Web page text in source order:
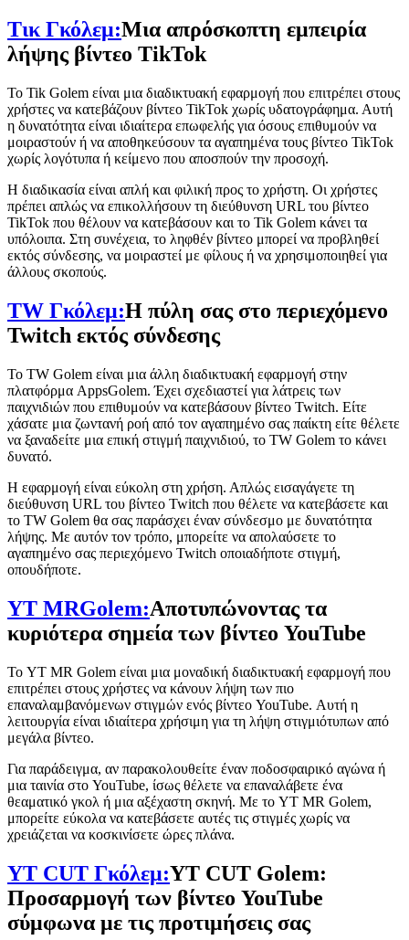
Τικ Γκόλεμ:Μια απρόσκοπτη εμπειρία
λήψης βίντεο TikTok
Το Tik Golem είναι μια διαδικτυακή εφαρμογή που επιτρέπει στους
χρήστες να κατεβάζουν βίντεο TikTok χωρίς υδατογράφημα. Αυτή
η δυνατότητα είναι ιδιαίτερα επωφελής για όσους επιθυμούν να
μοιραστούν ή να αποθηκεύσουν τα αγαπημένα τους βίντεο TikTok
χωρίς λογότυπα ή κείμενο που αποσπούν την προσοχή.
Η διαδικασία είναι απλή και φιλική προς το χρήστη. Οι χρήστες
πρέπει απλώς να επικολλήσουν τη διεύθυνση URL του βίντεο
TikTok που θέλουν να κατεβάσουν και το Tik Golem κάνει τα
υπόλοιπα. Στη συνέχεια, το ληφθέν βίντεο μπορεί να προβληθεί
εκτός σύνδεσης, να μοιραστεί με φίλους ή να χρησιμοποιηθεί για
άλλους σκοπούς.
TW Γκόλεμ:Η πύλη σας στο περιεχόμενο
Twitch εκτός σύνδεσης
Το TW Golem είναι μια άλλη διαδικτυακή εφαρμογή στην
πλατφόρμα AppsGolem. Έχει σχεδιαστεί για λάτρεις των
παιχνιδιών που επιθυμούν να κατεβάσουν βίντεο Twitch. Είτε
χάσατε μια ζωντανή ροή από τον αγαπημένο σας παίκτη είτε θέλετε
να ξαναδείτε μια επική στιγμή παιχνιδιού, το TW Golem το κάνει
δυνατό.
Η εφαρμογή είναι εύκολη στη χρήση. Απλώς εισαγάγετε τη
διεύθυνση URL του βίντεο Twitch που θέλετε να κατεβάσετε και
το TW Golem θα σας παράσχει έναν σύνδεσμο με δυνατότητα
λήψης. Με αυτόν τον τρόπο, μπορείτε να απολαύσετε το
αγαπημένο σας περιεχόμενο Twitch οποιαδήποτε στιγμή,
οπουδήποτε.
YT MRGolem:Αποτυπώνοντας τα
κυριότερα σημεία των βίντεο YouTube
Το YT MR Golem είναι μια μοναδική διαδικτυακή εφαρμογή που
επιτρέπει στους χρήστες να κάνουν λήψη των πιο
επαναλαμβανόμενων στιγμών ενός βίντεο YouTube. Αυτή η
λειτουργία είναι ιδιαίτερα χρήσιμη για τη λήψη στιγμιότυπων από
μεγάλα βίντεο.
Για παράδειγμα, αν παρακολουθείτε έναν ποδοσφαιρικό αγώνα ή
μια ταινία στο YouTube, ίσως θέλετε να επαναλάβετε ένα
θεαματικό γκολ ή μια αξέχαστη σκηνή. Με το YT MR Golem,
μπορείτε εύκολα να κατεβάσετε αυτές τις στιγμές χωρίς να
χρειάζεται να κοσκινίσετε ώρες πλάνα.
YT CUT Γκόλεμ:YT CUT Golem:
Προσαρμογή των βίντεο YouTube
σύμφωνα με τις προτιμήσεις σας